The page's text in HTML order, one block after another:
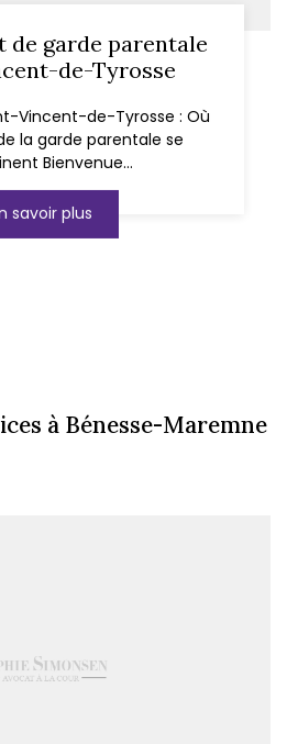
de garde parentale
de-Tyrosse
Vincent-de-Tyrosse : Où
la garde parentale se
Bienvenue...
savoir plus
à Bénesse-Maremne